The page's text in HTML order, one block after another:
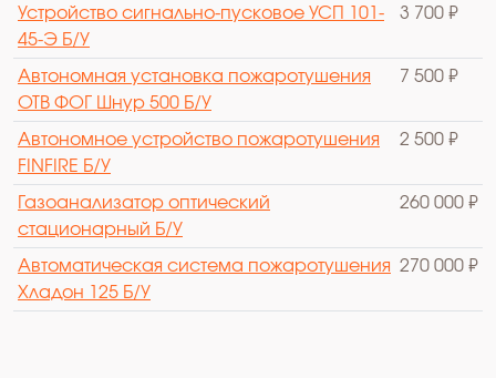
Устройство сигнально-пусковое УСП 101-
45-Э Б/У
3 700 ₽
Автономная установка пожаротушения
ОТВ ФОГ Шнур 500 Б/У
7 500 ₽
Автономное устройство пожаротушения
FINFIRE Б/У
2 500 ₽
Газоанализатор оптический
стационарный Б/У
260 000 ₽
Автоматическая система пожаротушения
Хладон 125 Б/У
270 000 ₽